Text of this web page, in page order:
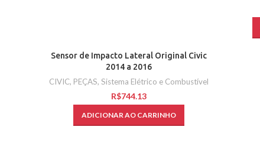
Sensor de Impacto Lateral Original Civic
2014 a 2016
CIVIC, PEÇAS, Sistema Elétrico e Combustível
R$
ADICIONAR AO CARRINHO